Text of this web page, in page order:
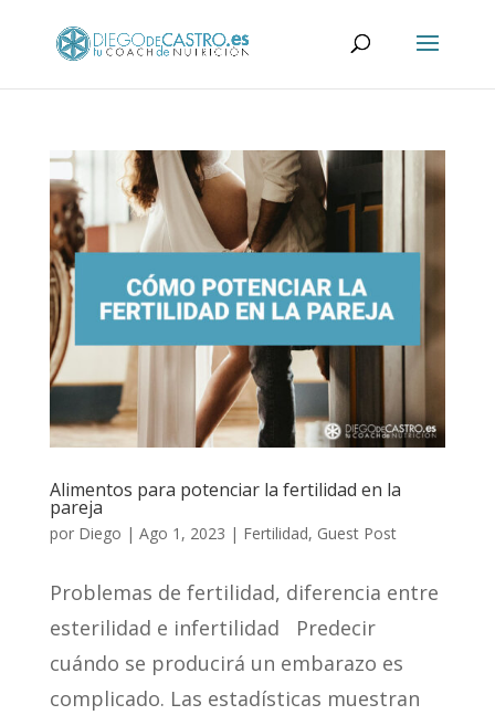
Alimentos para potenciar la fertilidad en la
pareja
por Diego | Ago 1, 2023 | Fertilidad, Guest Post
Problemas de fertilidad, diferencia entre
esterilidad e infertilidad Predecir
cuándo se producirá un embarazo es
complicado. Las estadísticas muestran